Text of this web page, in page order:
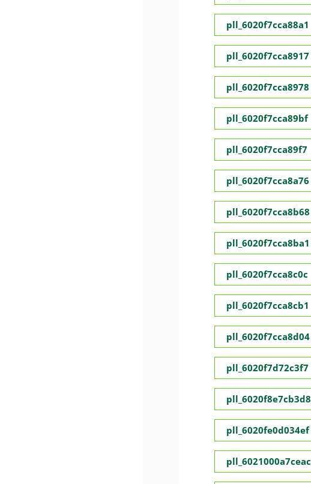
pll_6020f7cca88a1
pll_6020f7cca8917
pll_6020f7cca8978
pll_6020f7cca89bf
pll_6020f7cca89f7
pll_6020f7cca8a76
pll_6020f7cca8b68
pll_6020f7cca8ba1
pll_6020f7cca8c0c
pll_6020f7cca8cb1
pll_6020f7cca8d04
pll_6020f7d72c3f7
pll_6020f8e7cb3d8
pll_6020fe0d034ef
pll_6021000a7ceac